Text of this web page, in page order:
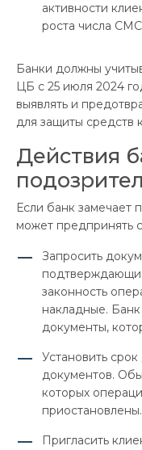
активности
роста числа
Банки должны
ЦБ с 25 июля 2024
выявлять и
для защиты средств
Действия
Если банк замечает
может предпринять
Запросить
законность
накладные.
документы,
Установить
документов.
которых
приостановлены.
Пригласить